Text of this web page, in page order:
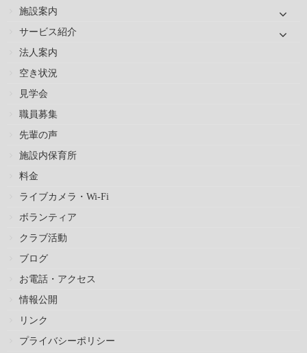
施設案内
サービス紹介
法人案内
空き状況
見学会
職員募集
先輩の声
施設内保育所
料金
ライブカメラ・Wi-Fi
ボランティア
クラブ活動
ブログ
お電話・アクセス
情報公開
リンク
プライバシーポリシー